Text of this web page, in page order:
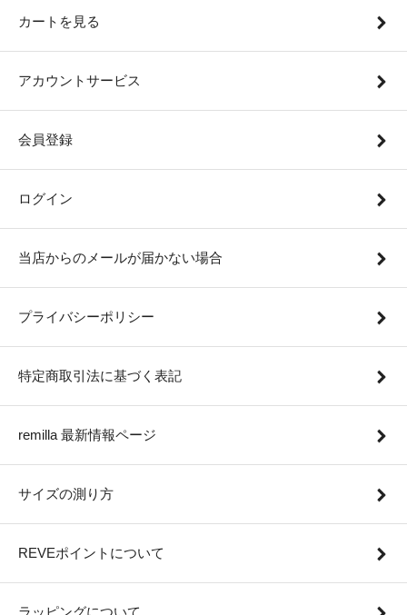
カートを見る
アカウントサービス
会員登録
ログイン
当店からのメールが届かない場合
プライバシーポリシー
特定商取引法に基づく表記
remilla 最新情報ページ
サイズの測り方
REVEポイントについて
ラッピングについて